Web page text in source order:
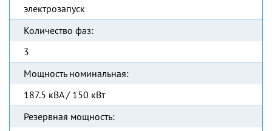
электрозапуск
Количество фаз:
3
Мощность номинальная:
187.5 кВА / 150 кВт
Резервная мощность: